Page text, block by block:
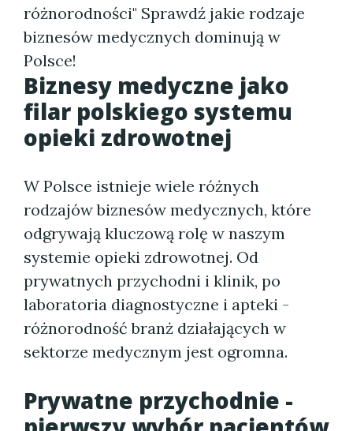
różnorodności" Sprawdź jakie rodzaje
biznesów medycznych dominują w
Polsce!
Biznesy medyczne jako
filar polskiego systemu
opieki zdrowotnej
W Polsce istnieje wiele różnych
rodzajów biznesów medycznych, które
odgrywają kluczową rolę w naszym
systemie opieki zdrowotnej. Od
prywatnych przychodni i klinik, po
laboratoria diagnostyczne i apteki -
różnorodność branż działających w
sektorze medycznym jest ogromna.
Prywatne przychodnie -